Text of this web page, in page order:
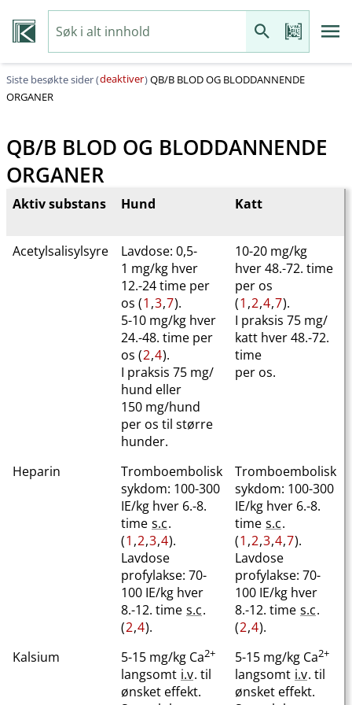
Siste besøkte sider (deaktiver)QB​/​B BLOD OG BLODDANNENDE
ORGANER
QB​/​B BLOD OG BLODDANNENDE
ORGANER
Aktiv substans Hund Katt
Acetylsalisylsyre
Lavdose: 0,5-
1 mg/kg hver
12.-24 time per
os (1 ,3,7).
5-10 mg/kg hver
24.-48. time per
os (2,4).
I praksis 75 mg​/​
hund eller
150 mg​/​hund
per os til større
hunder.
10-20 mg/kg
hver 48.-72. time
per os
(1 ,2,4,7).
I praksis 75 mg​/​
katt hver 48.-72.
time
per os.
Heparin
Tromboembolisk
sykdom: 100-300
IE/kg hver 6.-8.
time s.c.
(1 ,2,3,4).
Lavdose
profylakse: 70-
100 IE/kg hver
8.-12. time s.c.
(2,4).
Tromboembolisk
sykdom: 100-300
IE/kg hver 6.-8.
time s.c.
(1 ,2,3,4,7).
Lavdose
profylakse: 70-
100 IE/kg hver
8.-12. time s.c.
(2,4).
Kalsium 5-15 mg/kg Ca2+
langsomt i.v. til
ønsket effekt.
5-15 mg/kg Ca2+
langsomt i.v. til
ønsket effekt.